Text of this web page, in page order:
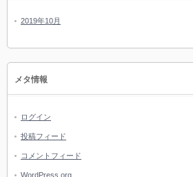
2019年10月
メタ情報
ログイン
投稿フィード
コメントフィード
WordPress.org